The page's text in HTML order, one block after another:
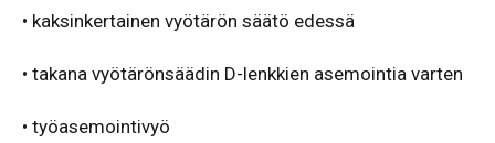
• kaksinkertainen vyötärön säätö edessä
• takana vyötärönsäädin D-lenkkien asemointia varten
• työasemointivyö